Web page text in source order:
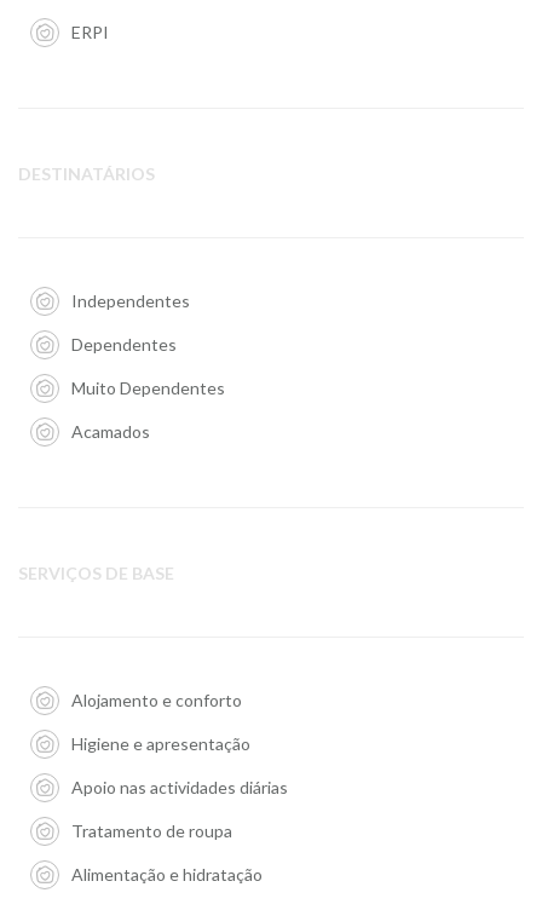
ERPI
DESTINATÁRIOS
Independentes
Dependentes
Muito Dependentes
Acamados
SERVIÇOS DE BASE
Alojamento e conforto
Higiene e apresentação
Apoio nas actividades diárias
Tratamento de roupa
Alimentação e hidratação